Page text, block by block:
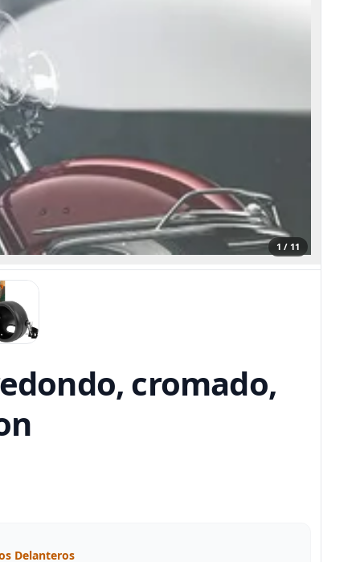
1 / 11
cromado,
Delanteros